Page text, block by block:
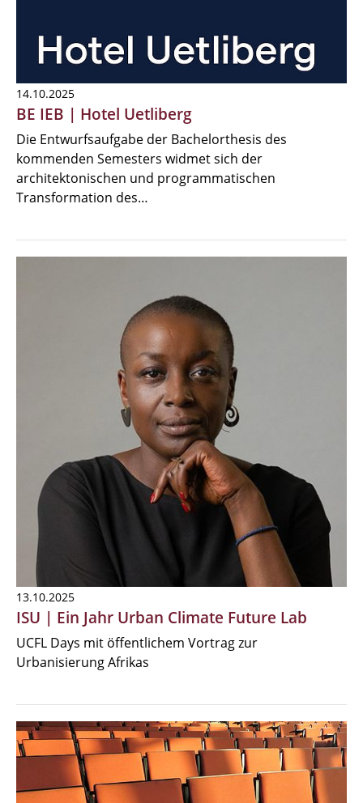
14.10.2025
BE IEB | Hotel Uetliberg
Die Entwurfsaufgabe der Bachelorthesis des
kommenden Semesters widmet sich der
architektonischen und programmatischen
Transformation des…
13.10.2025
ISU | Ein Jahr Urban Climate Future Lab
UCFL Days mit öffentlichem Vortrag zur
Urbanisierung Afrikas